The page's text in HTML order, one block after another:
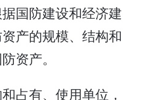
国防建设和经济建
产的规模、结构和
资产。
占有、使用单位，